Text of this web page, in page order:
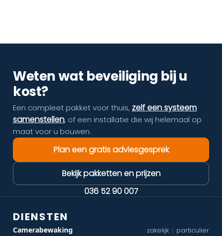
Weten wat beveiliging bij u
kost?
Een compleet pakket voor thuis, zelf een systeem
samenstellen, of een installatie die wij helemaal op
maat voor u bouwen.
Plan een gratis adviesgesprek
Bekijk pakketten en prijzen
036 52 90 007
DIENSTEN
Camerabewaking zakelijk | particulier